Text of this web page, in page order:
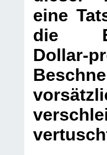
eine
die
Dollar-